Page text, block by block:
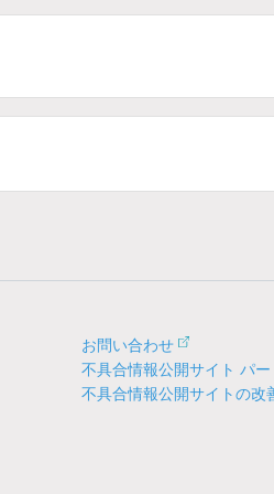
お問い合わせ
不具合情報公開サイト パ
不具合情報公開サイトの改